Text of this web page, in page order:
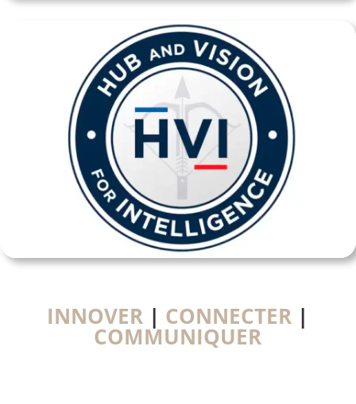
INNOVER | CONNECTER |
COMMUNIQUER